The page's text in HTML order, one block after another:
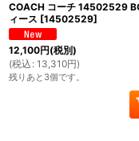
COACH コーチ 14502529
ィース [14502529]
12,100円(税別)
(税込 : 13,310円)
残りあと3個です。